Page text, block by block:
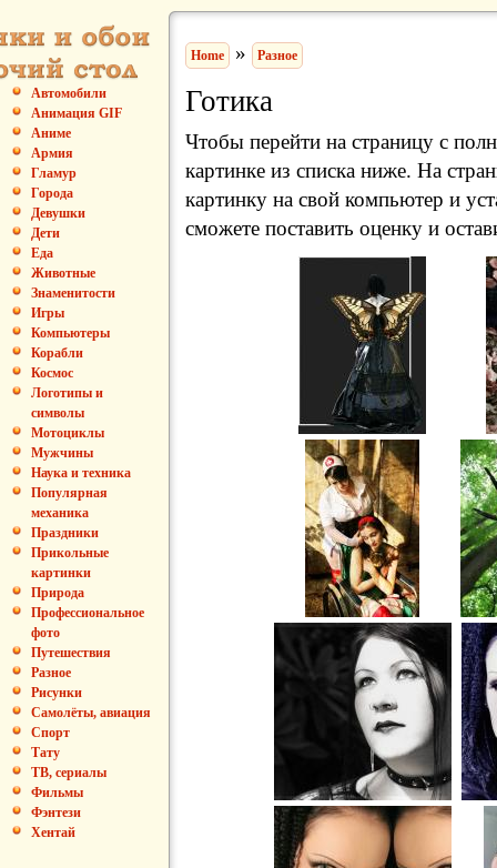
Автомобили
Анимация GIF
Аниме
Армия
Гламур
Города
Девушки
Дети
Еда
Животные
Знаменитости
Игры
Компьютеры
Корабли
Космос
Логотипы и
символы
Мотоциклы
Мужчины
Наука и техника
Популярная
механика
Праздники
Прикольные
картинки
Природа
Профессиональное
фото
Путешествия
Разное
Рисунки
Самолёты, авиация
Спорт
Тату
ТВ, сериалы
Фильмы
Фэнтези
Хентай
Home » Разное
Готика
Чтобы перейти на страницу с
картинке из списка ниже. На
картинку на свой компьютер и
сможете поставить оценку и